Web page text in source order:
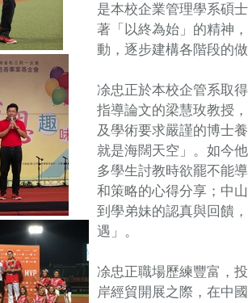
是本校企業管理學系碩
著「以終為始」的精神
動，逐步建構各階段的
凃忠正於本校企管系取
指導論文的梁慧玫教授
及學術要求嚴謹的博士
就是海闊天空」。如今
多學生討教時欲罷不能
和策略的心得分享；中
到學弟妹的認真與回饋
遇」。
凃忠正職場歷練豐富，
岸經貿開展之際，在中